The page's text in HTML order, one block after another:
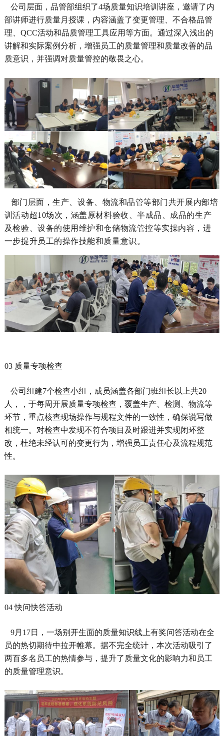
公司 层面， 品管部组织了4场质量知识培训讲座，邀请了内
部讲师进行质量月 授课，内容涵盖了变更管理、不合格品管
理、 QCC活动和品质管理工具应用等方面。通过深入浅出的
讲解和实际案例分析，增强员工的质量管理和质量改善的品
质意识，并强调对质量管控的敬畏之心。
部门 层面，生产、设备、物流和品管等部门共开展内部培
训活动超10场次，涵盖原材料验收、半成品、成品的生产
及检验、设备的使用维护和仓储物流管控等实操内容 ，进
一步提升员工的操作技能和质量意识。
03 质量专项检查
公司组建7个检查小组，成员涵盖各部门班组长以上共20
人，
，于每周开展质量专项检查， 覆盖生产、检测、物流等
环节，重点核查现场操作与规程文件的一致性， 确保说写做
相统一。 对检查中发现不符合项目 及时跟进并实现闭环整
改 ， 杜绝未经认可的变更行为 ，增强员工责任心及流程规范
性。
04 快问快答活动
9月17日，一场别开生面的质量知识线上有奖问答活动在全
员的热切期待中拉开帷幕。据不完全统计，本次活动吸引了
两百多名员工的热情参与，提升了质量文化的影响力和员工
的质量管理意识。